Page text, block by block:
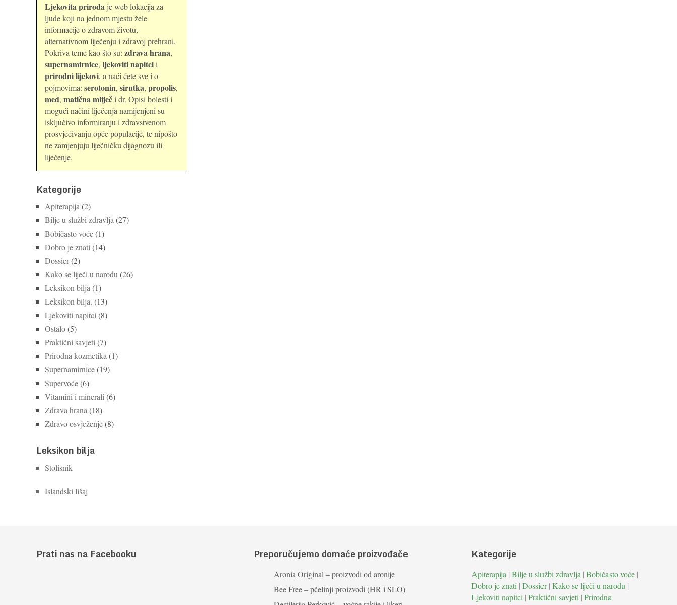
Ljekovita priroda je web lokacija za
ljude koji na jednom mjestu žele
informacije o zdravom životu,
alternativnom liječenju i zdravoj prehrani.
Pokriva teme kao što su: zdrava hrana,
supernamirnice, ljekoviti napitcii
prirodni lijekovi, a naći ćete sve i o
pojmovima: serotonin, sirutka, propolis,
med, matična mliječi dr. Opisi bolesti i
mogući načini liječenja namijenjeni su
isključivo informiranju i zdravstvenom
prosvjećivanju opće populacije, te nipošto
ne zamjenjuju liječničku dijagnozu ili
liječenje.
Kategorije
Apiterapija (2)
Bilje u službi zdravlja (27)
Bobičasto voće(1)
Dobro je znati (14)
Dossier(2)
Kako se liječi u narodu (26)
Leksikon bilja (1)
Leksikon bilja. (13)
Ljekoviti napitci (8)
Ostalo(5)
Praktični savjeti (7)
Prirodna kozmetika (1)
Supernamirnice(19)
Supervoće(6)
Vitamini i minerali (6)
Zdrava hrana (18)
Zdravo osvježenje(8)
Leksikon bilja
Stolisnik
Islandski lišaj
Prati nas na Facebooku Preporučujemo domaće proizvođače
Aronia Original – proizvodi od aronije
Bee Free – pčelinji proizvodi (HR i SLO)
Kategorije
Apiterapija | Bilje u službi zdravlja | Bobičasto voće |
Dobro je znati | Dossier| Kako se liječi u narodu |
Ljekoviti napitci | Praktični savjeti | Prirodna